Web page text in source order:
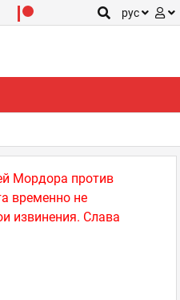
рус
Мордора против
временно не
извинения. Слава